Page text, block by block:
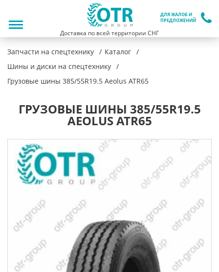
ДЛЯ ЖАЛОБ И
ПРЕДЛОЖЕНИЙ
Доставка по всей территории СНГ
Запчасти на спецтехнику
Каталог
Шины и диски на спецтехнику
Грузовые шины 385/55R19.5 Aeolus ATR65
ГРУЗОВЫЕ ШИНЫ 385/55R19.5
AEOLUS ATR65